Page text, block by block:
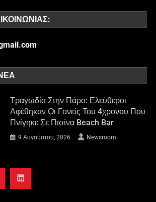
Τραγωδία Στην Πάρο: Ελεύθεροι
Αφέθηκαν Οι Γονείς Του 4χρονου Που
Πνίγηκε Σε Πισίνα Beach Bar
9 Αυγούστου, 2026 Newsroom